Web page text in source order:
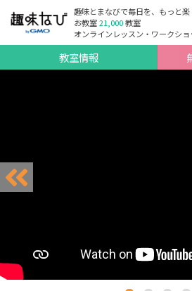
趣味とまなびで毎日を、もっと楽
お教室21,000教室
オンラインレッスン・ワークシ
教室情報